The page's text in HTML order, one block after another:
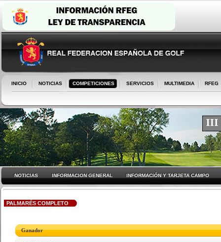
INICIO NOTICIAS COMPETICIONES SERVICIOS MULTIMEDIA RFEG
NOTICIAS INFORMACION GENERAL INFORMACIÓN Y TARJETA CAMPO
PALMARÉS COMPLETO
Ganador